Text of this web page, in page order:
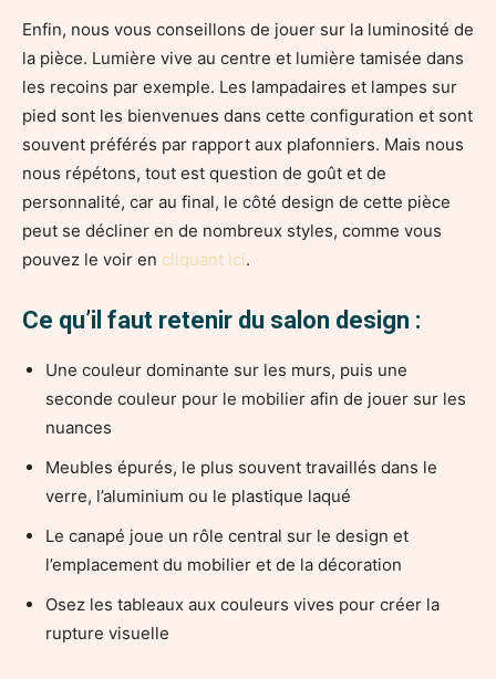
Enfin, nous vous conseillons de jouer sur la luminosité de
la pièce. Lumière vive au centre et lumière tamisée dans
les recoins par exemple. Les lampadaires et lampes sur
pied sont les bienvenues dans cette configuration et sont
souvent préférés par rapport aux plafonniers. Mais nous
nous répétons, tout est question de goût et de
personnalité, car au final, le côté design de cette pièce
peut se décliner en de nombreux styles, comme vous
pouvez le voir en cliquant ici.
Ce qu’il faut retenir du salon design :
Une couleur dominante sur les murs, puis une
seconde couleur pour le mobilier afin de jouer sur les
nuances
Meubles épurés, le plus souvent travaillés dans le
verre, l’aluminium ou le plastique laqué
Le canapé joue un rôle central sur le design et
l’emplacement du mobilier et de la décoration
Osez les tableaux aux couleurs vives pour créer la
rupture visuelle